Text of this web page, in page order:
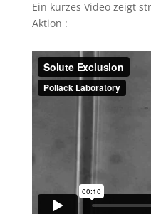
Ein kurzes Video zeigt
Aktion :